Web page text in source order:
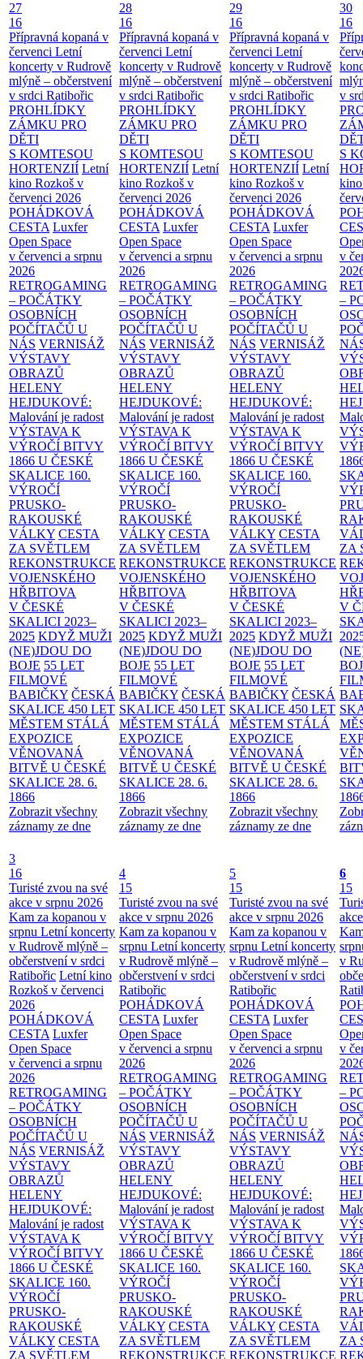
27
16
Přípravná kopaná v
červenci Letní
koncerty v Rudrově
mlýně – občerstvení
v srdci Ratibořic
PROHLÍDKY
ZÁMKU PRO
DĚTI
S KOMTESOU
HORTENZIÍ Letní
kino Rozkoš v
červenci 2026
POHÁDKOVÁ
CESTA Luxfer
Open Space
v červenci a srpnu
2026
RETROGAMING
– POČÁTKY
OSOBNÍCH
POČÍTAČŮ U
NÁS VERNISÁŽ
VÝSTAVY
OBRAZŮ
HELENY
HEJDUKOVÉ:
Malování je radost
VÝSTAVA K
VÝROČÍ BITVY
1866 U ČESKÉ
SKALICE 160.
VÝROČÍ
PRUSKO-
RAKOUSKÉ
VÁLKY CESTA
ZA SVĚTLEM
REKONSTRUKCE
VOJENSKÉHO
HŘBITOVA
V ČESKÉ
SKALICI 2023–
2025 KDYŽ MUŽI
(NE)JDOU DO
BOJE 55 LET
FILMOVÉ
BABIČKY ČESKÁ
SKALICE 450 LET
MĚSTEM STÁLÁ
EXPOZICE
VĚNOVANÁ
BITVĚ U ČESKÉ
SKALICE 28. 6.
1866
Zobrazit všechny
záznamy ze dne
28
16
Přípravná kopaná v
červenci Letní
koncerty v Rudrově
mlýně – občerstvení
v srdci Ratibořic
PROHLÍDKY
ZÁMKU PRO
DĚTI
S KOMTESOU
HORTENZIÍ Letní
kino Rozkoš v
červenci 2026
POHÁDKOVÁ
CESTA Luxfer
Open Space
v červenci a srpnu
2026
RETROGAMING
– POČÁTKY
OSOBNÍCH
POČÍTAČŮ U
NÁS VERNISÁŽ
VÝSTAVY
OBRAZŮ
HELENY
HEJDUKOVÉ:
Malování je radost
VÝSTAVA K
VÝROČÍ BITVY
1866 U ČESKÉ
SKALICE 160.
VÝROČÍ
PRUSKO-
RAKOUSKÉ
VÁLKY CESTA
ZA SVĚTLEM
REKONSTRUKCE
VOJENSKÉHO
HŘBITOVA
V ČESKÉ
SKALICI 2023–
2025 KDYŽ MUŽI
(NE)JDOU DO
BOJE 55 LET
FILMOVÉ
BABIČKY ČESKÁ
SKALICE 450 LET
MĚSTEM STÁLÁ
EXPOZICE
VĚNOVANÁ
BITVĚ U ČESKÉ
SKALICE 28. 6.
1866
Zobrazit všechny
záznamy ze dne
29
16
Přípravná kopaná v
červenci Letní
koncerty v Rudrově
mlýně – občerstvení
v srdci Ratibořic
PROHLÍDKY
ZÁMKU PRO
DĚTI
S KOMTESOU
HORTENZIÍ Letní
kino Rozkoš v
červenci 2026
POHÁDKOVÁ
CESTA Luxfer
Open Space
v červenci a srpnu
2026
RETROGAMING
– POČÁTKY
OSOBNÍCH
POČÍTAČŮ U
NÁS VERNISÁŽ
VÝSTAVY
OBRAZŮ
HELENY
HEJDUKOVÉ:
Malování je radost
VÝSTAVA K
VÝROČÍ BITVY
1866 U ČESKÉ
SKALICE 160.
VÝROČÍ
PRUSKO-
RAKOUSKÉ
VÁLKY CESTA
ZA SVĚTLEM
REKONSTRUKCE
VOJENSKÉHO
HŘBITOVA
V ČESKÉ
SKALICI 2023–
2025 KDYŽ MUŽI
(NE)JDOU DO
BOJE 55 LET
FILMOVÉ
BABIČKY ČESKÁ
SKALICE 450 LET
MĚSTEM STÁLÁ
EXPOZICE
VĚNOVANÁ
BITVĚ U ČESKÉ
SKALICE 28. 6.
1866
Zobrazit všechny
záznamy ze dne
30
16
v
S
v
–
ZA
V
3
16
Turisté zvou na své
akce v srpnu 2026
Kam za kopanou v
srpnu Letní koncerty
v Rudrově mlýně –
občerstvení v srdci
Ratibořic Letní kino
Rozkoš v červenci
2026
POHÁDKOVÁ
CESTA Luxfer
Open Space
v červenci a srpnu
2026
RETROGAMING
– POČÁTKY
OSOBNÍCH
POČÍTAČŮ U
NÁS VERNISÁŽ
VÝSTAVY
OBRAZŮ
HELENY
HEJDUKOVÉ:
Malování je radost
VÝSTAVA K
VÝROČÍ BITVY
1866 U ČESKÉ
SKALICE 160.
VÝROČÍ
PRUSKO-
RAKOUSKÉ
VÁLKY CESTA
ZA SVĚTLEM
4
15
Turisté zvou na své
akce v srpnu 2026
Kam za kopanou v
srpnu Letní koncerty
v Rudrově mlýně –
občerstvení v srdci
Ratibořic
POHÁDKOVÁ
CESTA Luxfer
Open Space
v červenci a srpnu
2026
RETROGAMING
– POČÁTKY
OSOBNÍCH
POČÍTAČŮ U
NÁS VERNISÁŽ
VÝSTAVY
OBRAZŮ
HELENY
HEJDUKOVÉ:
Malování je radost
VÝSTAVA K
VÝROČÍ BITVY
1866 U ČESKÉ
SKALICE 160.
VÝROČÍ
PRUSKO-
RAKOUSKÉ
VÁLKY CESTA
ZA SVĚTLEM
REKONSTRUKCE
5
15
Turisté zvou na své
akce v srpnu 2026
Kam za kopanou v
srpnu Letní koncerty
v Rudrově mlýně –
občerstvení v srdci
Ratibořic
POHÁDKOVÁ
CESTA Luxfer
Open Space
v červenci a srpnu
2026
RETROGAMING
– POČÁTKY
OSOBNÍCH
POČÍTAČŮ U
NÁS VERNISÁŽ
VÝSTAVY
OBRAZŮ
HELENY
HEJDUKOVÉ:
Malování je radost
VÝSTAVA K
VÝROČÍ BITVY
1866 U ČESKÉ
SKALICE 160.
VÝROČÍ
PRUSKO-
RAKOUSKÉ
VÁLKY CESTA
ZA SVĚTLEM
REKONSTRUKCE
6
15
v
v
–
ZA